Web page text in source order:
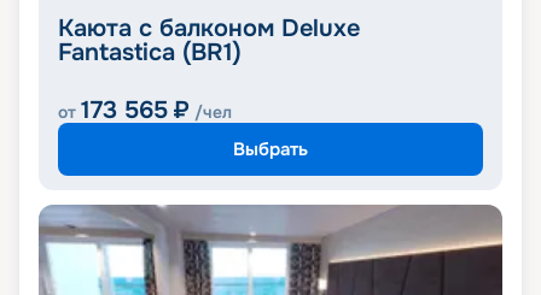
Каюта с балконом Deluxe
Fantastica (BR1)
от 173 565 ₽ /чел
Выбрать